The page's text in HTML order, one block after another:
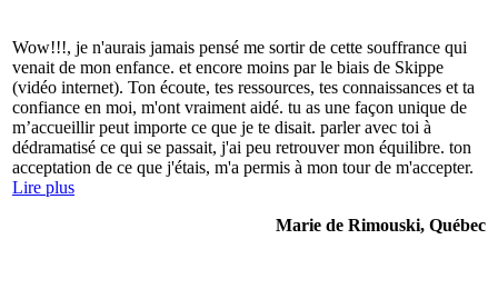
Wow!!!, je n'aurais jamais pensé me sortir de cette souffrance qui
venait de mon enfance. et encore moins par le biais de Skippe
(vidéo internet). Ton écoute, tes ressources, tes connaissances et ta
confiance en moi, m'ont vraiment aidé. tu as une façon unique de
m’accueillir peut importe ce que je te disait. parler avec toi à
dédramatisé ce qui se passait, j'ai peu retrouver mon équilibre. ton
acceptation de ce que j'étais, m'a permis à mon tour de m'accepter.
Lire plus
Marie de Rimouski, Québec